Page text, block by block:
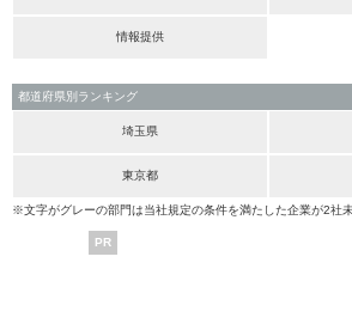
情報提供
都道府県別ランキング
埼玉県
東京都
※文字がグレーの部門は当社規定の条件を満たした企業が2社
PR